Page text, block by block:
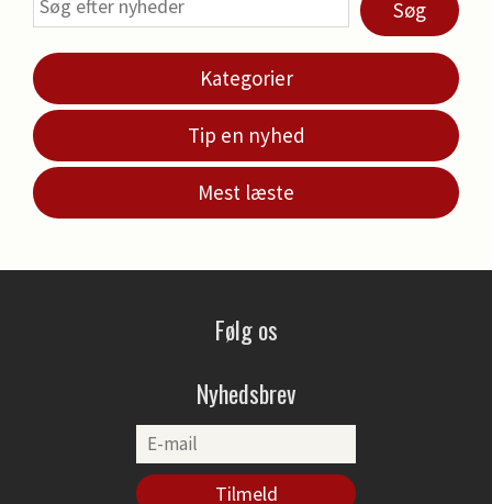
Søg
Kategorier
Tip en nyhed
Mest læste
Følg os
Nyhedsbrev